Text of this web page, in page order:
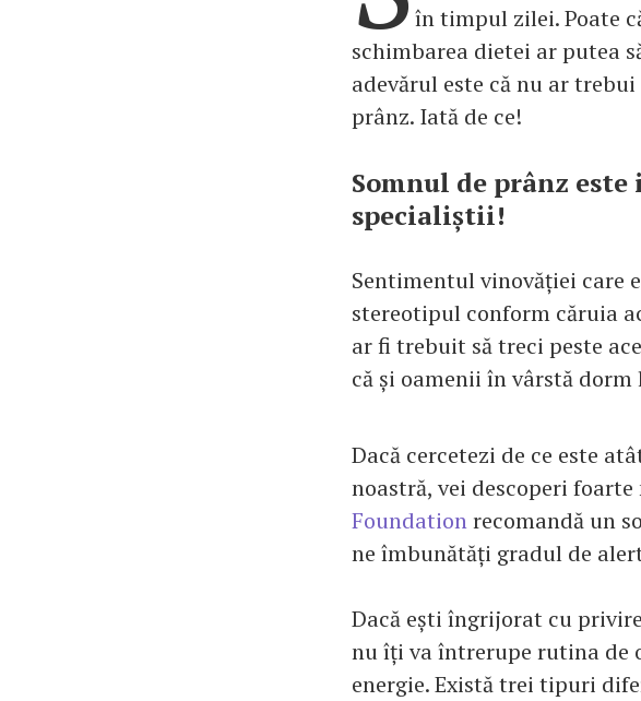
în timpul zilei. Poate
schimbarea dietei ar putea
adevărul este că nu ar
prânz. Iată de ce!
Somnul de prânz
specialiștii!
Sentimentul vinovăției care
stereotipul conform căruia
ar fi trebuit să treci peste
că și oamenii în vârstă dorm
Dacă cercetezi de ce este
noastră, vei descoperi
Foundationrecomandă un
ne îmbunătăți gradul de
Dacă ești îngrijorat cu
nu îți va întrerupe rutina de
energie. Există trei tipuri